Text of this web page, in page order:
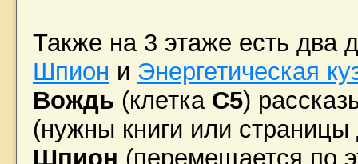
Также на 3 этаже есть два
Шпион и Энергетическая
Вождь (клетка C5)
(нужны книги или
Шпион (перемещается по